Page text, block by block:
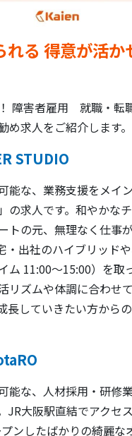
れる 得意が活か
障害者雇用 就職・転
め求人をご紹介します。
STUDIO
能な、業務支援をメイ
の求人です。和やかな
トの元、無理なく仕事
・出社のハイブリッド
ム 11:00～15:00）を取
リズムや体調に合わせ
長していきたい方から
能な、人材採用・研修
JR大阪駅直結でアクセ
ンしたばかりの綺麗な